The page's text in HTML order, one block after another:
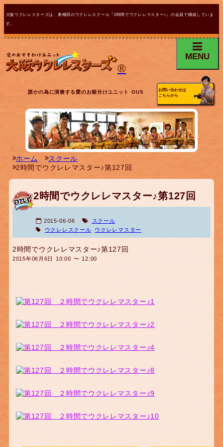
大阪ウクレレスターズは、東梅田のウクレレスクール『2時間でウクレレマスター♪』の会員で構成していま
す。
®
MENU
誰かの為に演奏する愛のお裾分けユニット OUS
お問い合わせは
こちらから
ホーム
スクール
2時間でウクレレマスター♪第127回
2時間でウクレレマスター♪第127回
2015-06-06
スクール
ウクレレスクール
ウクレレマスター
2時間でウクレレマスター♪第127回
2015年06月6日 10:00 〜 12:00